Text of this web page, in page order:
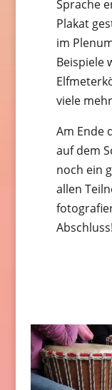
Sprache
Plakat
im
Beispiele
viele
Am Ende
auf dem
noch ein
allen
Abschluss!